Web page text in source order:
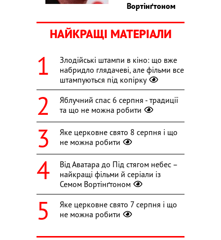
Вортінґтоном
НАЙКРАЩІ МАТЕРІАЛИ
Злодійські штампи в кіно: що вже
набридло глядачеві, але фільми все
штампуються під копірку
Яблучний спас 6 серпня - традиції
та що не можна робити
Яке церковне свято 8 серпня і що
не можна робити
Від Аватара до Під стягом небес –
найкращі фільми й серіали із
Семом Вортінґтоном
Яке церковне свято 7 серпня і що
не можна робити